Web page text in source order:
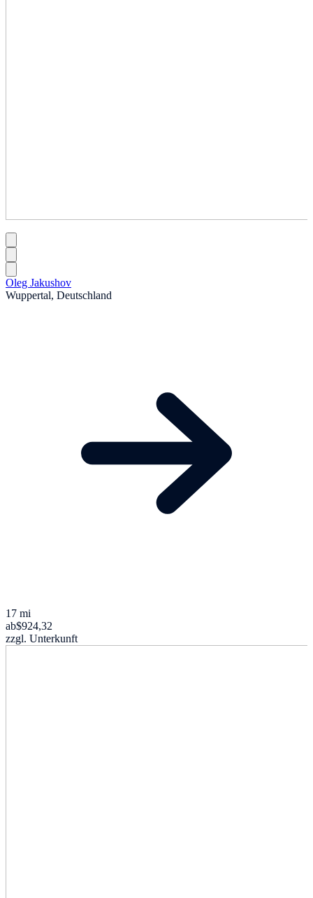
Oleg Jakushov
Wuppertal, Deutschland
17 mi
ab$924,32
zzgl. Unterkunft